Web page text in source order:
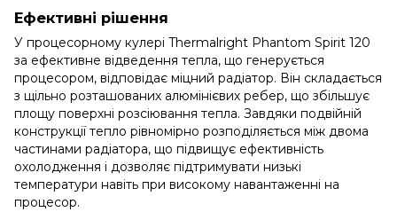
Ефективні рішення
У процесорному кулері Thermalright Phantom Spirit 120
за ефективне відведення тепла, що генерується
процесором, відповідає міцний радіатор. Він складається
з щільно розташованих алюмінієвих ребер, що збільшує
площу поверхні розсіювання тепла. Завдяки подвійній
конструкції тепло рівномірно розподіляється між двома
частинами радіатора, що підвищує ефективність
охолодження і дозволяє підтримувати низькі
температури навіть при високому навантаженні на
процесор.